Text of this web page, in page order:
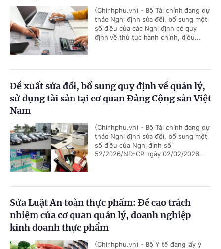
(Chinhphu.vn) - Bộ Tài chính đang dự
thảo Nghị định sửa đổi, bổ sung một
số điều của các Nghị định có quy
định về thủ tục hành chính, điều...
Đề xuất sửa đổi, bổ sung quy định về quản lý,
sử dụng tài sản tại cơ quan Đảng Cộng sản Việt
Nam
(Chinhphu.vn) - Bộ Tài chính đang dự
thảo Nghị định sửa đổi, bổ sung một
số điều của Nghị định số
52/2026/NĐ-CP ngày 02/02/2026...
Sửa Luật An toàn thực phẩm: Đề cao trách
nhiệm của cơ quan quản lý, doanh nghiệp
kinh doanh thực phẩm
(Chinhphu.vn) - Bộ Y tế đang lấy ý